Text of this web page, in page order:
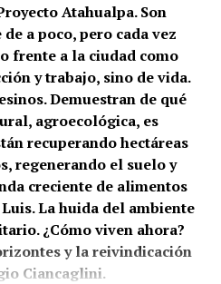
Atahualpa. Son
a poco, pero cada vez
frente a la ciudad como
y trabajo, sino de vida.
Demuestran de qué
agroecológica, es
recuperando hectáreas
regenerando el suelo y
creciente de alimentos
La huida del ambiente
¿Cómo viven ahora?
y la reivindicación
Ciancaglini.